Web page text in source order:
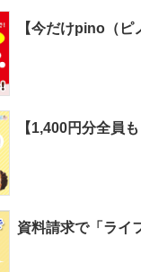
【今だけpino（
【1,400円分全員
資料請求で「ライ